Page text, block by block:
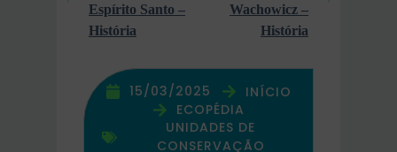
Espírito Santo –
História
Wachowicz –
História
15/03/2025
INÍCIO
ECOPÉDIA
UNIDADES DE
CONSERVAÇÃO